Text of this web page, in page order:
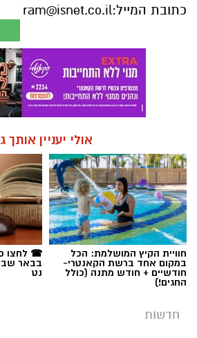
כתובת המייל:ram@isnet.co.il
אולי יעניין אותך
חוויית הקיץ המושלמת: הכל
במקום אחד ברשת הקאנטרי-
חודשיים + חודש מתנה (כולל
החגים!)
☎ לחצו
בבאר
נט
חדשות